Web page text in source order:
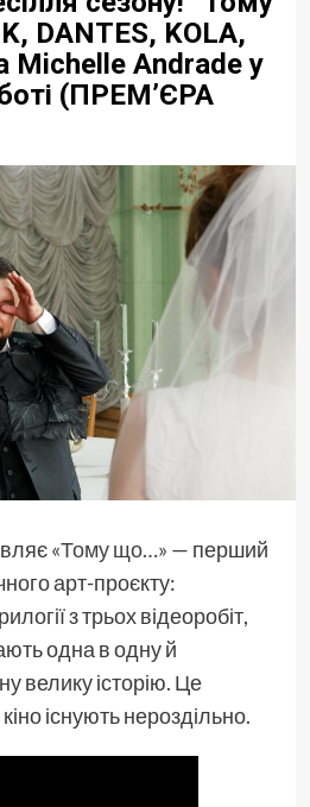
DANTES, KOLA,
Michelle Andrade у
(ПРЕМ’ЄРА
«Тому що…» — перший
арт-проєкту:
з трьох відеоробіт,
одна в одну й
велику історію. Це
існують нероздільно.